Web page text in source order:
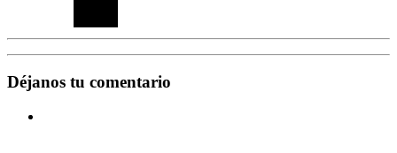
Déjanos tu comentario